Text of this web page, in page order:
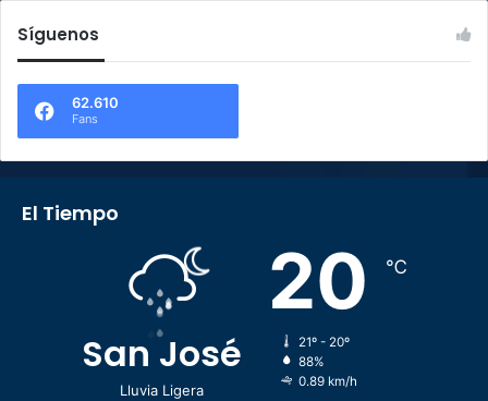
Síguenos
62.610
Fans
El Tiempo
San José
Lluvia Ligera
20 ℃
21º - 20º
88%
0.89 km/h